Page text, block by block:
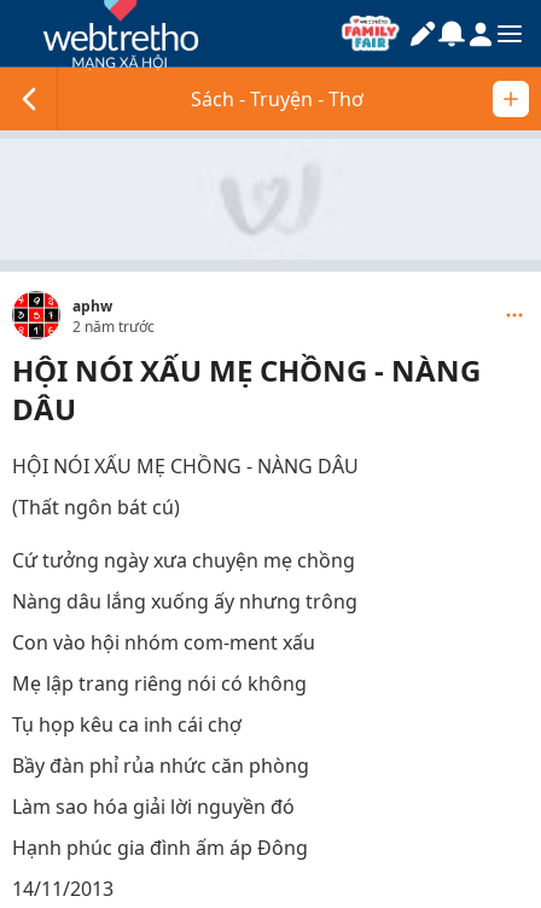
Sách - Truyện - Thơ
aphw
2 năm trước
HỘI NÓI XẤU MẸ CHỒNG - NÀNG
DÂU
HỘI NÓI XẤU MẸ CHỒNG - NÀNG DÂU
(Thất ngôn bát cú)
Cứ tưởng ngày xưa chuyện mẹ chồng
Nàng dâu lắng xuống ấy nhưng trông
Con vào hội nhóm com-ment xấu
Mẹ lập trang riêng nói có không
Tụ họp kêu ca inh cái chợ
Bầy đàn phỉ rủa nhức căn phòng
Làm sao hóa giải lời nguyền đó
Hạnh phúc gia đình ấm áp Đông
14/11/2013